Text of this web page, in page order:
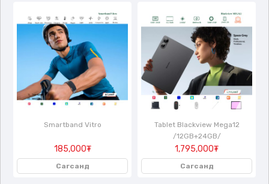
Smartband Vitro
185,000₮
Сагсанд
Tablet Blackview Mega12
/12GB+24GB/
1,795,000₮
Сагсанд